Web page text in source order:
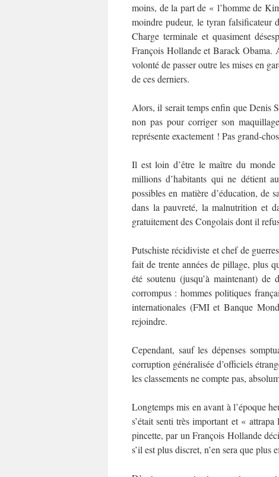
moins, de la part de « l’homme de
moindre pudeur, le tyran falsificateur
Charge terminale et quasiment
François Hollande et Barack Obama.
volonté de passer outre les mises en
de ces derniers.
Alors, il serait temps enfin que Denis
non pas pour corriger son
représente exactement ! Pas grand-
Il est loin d’être le maître du monde
millions d’habitants qui ne détient
possibles en matière d’éducation, de
dans la pauvreté, la malnutrition et
gratuitement des Congolais dont il
Putschiste récidiviste et chef de
fait de trente années de pillage, plus
été soutenu (jusqu’à maintenant) de
corrompus : hommes politiques
internationales (FMI et Banque
rejoindre.
Cependant, sauf les dépenses
corruption généralisée d’officiels
les classements ne compte pas,
Longtemps mis en avant à l’époque
s’était senti très important et «
pincette, par un François Hollande
s’il est plus discret, n’en sera que